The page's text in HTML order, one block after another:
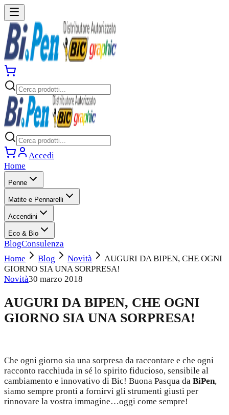
Accedi
Home
Penne
Matite e Pennarelli
Accendini
Eco & Bio
BlogConsulenza
Home
Blog Novità
AUGURI DA BIPEN, CHE OGNI
GIORNO SIA UNA SORPRESA!
Novità30 marzo 2018
AUGURI DA BIPEN, CHE OGNI
GIORNO SIA UNA SORPRESA!
Che ogni giorno sia una sorpresa da raccontare e che ogni
racconto racchiuda in sé lo spirito fiducioso, sensibile al
cambiamento e innovativo di Bic! Buona Pasqua da BiPen,
siamo sempre pronti a fornirvi gli strumenti giusti per
rinnovare la vostra immagine…oggi come sempre!